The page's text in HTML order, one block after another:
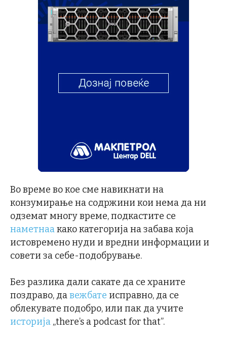
Во време во кое сме навикнати на
конзумирање на содржини кои нема да ни
одземат многу време, подкастите се
наметнаакако категорија на забава која
истовремено нуди и вредни информации и
совети за себе-подобрување.
Без разлика дали сакате да се храните
поздраво, давежбате исправно, да се
облекувате подобро, или пак да учите
историја „there’s a podcast for that”.